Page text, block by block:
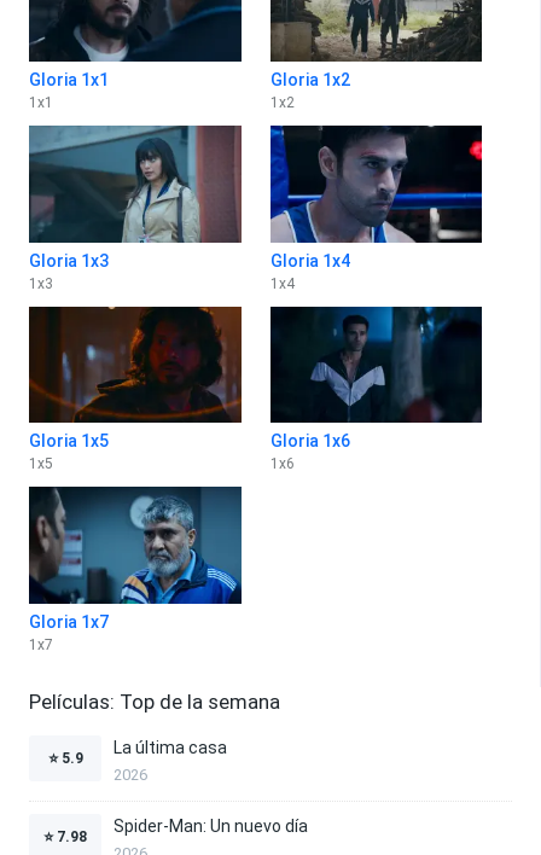
Gloria 1x1
1 x1
Gloria 1x2
1 x2
Gloria 1x3
1 x3
Gloria 1x4
1 x4
Gloria 1x5
1 x5
Gloria 1x6
1 x6
Gloria 1x7
1 x7
Películas: Top de la semana
⭐ 5.9
La última casa
2026
⭐ 7.98
Spider-Man: Un nuevo día